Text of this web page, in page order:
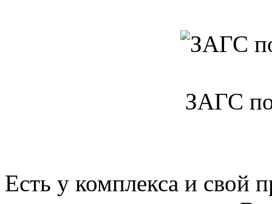
ЗАГС
Есть у комплекса и свой